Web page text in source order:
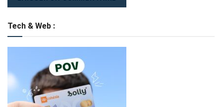
Tech & Web :